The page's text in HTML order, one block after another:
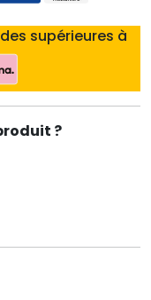
supérieures à
?